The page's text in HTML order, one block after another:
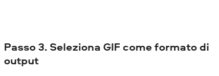
Passo 3. Seleziona GIF come formato di
output